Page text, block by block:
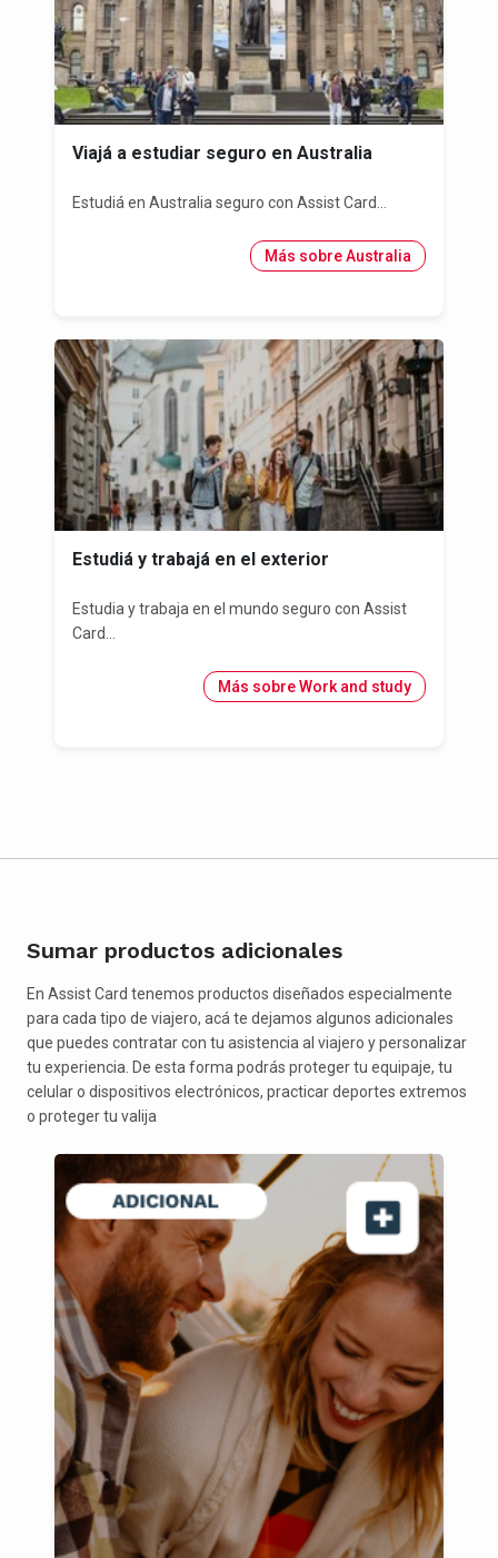
Viajá a estudiar seguro en Australia
Estudiá en Australia seguro con Assist Card...
Más sobre Australia
Estudiá y trabajá en el exterior
Estudia y trabaja en el mundo seguro con Assist
Card...
Más sobre Work and study
Sumar productos adicionales
En Assist Card tenemos productos diseñados especialmente
para cada tipo de viajero, acá te dejamos algunos adicionales
que puedes contratar con tu asistencia al viajero y personalizar
tu experiencia. De esta forma podrás proteger tu equipaje, tu
celular o dispositivos electrónicos, practicar deportes extremos
o proteger tu valija